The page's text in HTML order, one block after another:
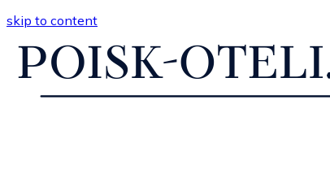
skip to content